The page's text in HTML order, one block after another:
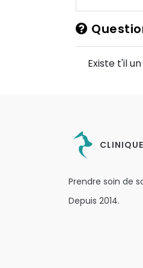
Existe t'il
Prendre soin de
Depuis 2014.